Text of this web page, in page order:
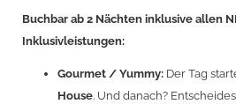
Buchbar ab 2 Nächten inklusive allen
Inklusivleistungen:
Gourmet / Yummy: Der Tag
House. Und danach?